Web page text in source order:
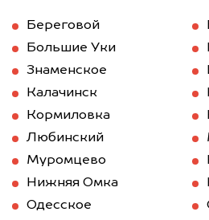
Береговой
Большие Уки
Знаменское
Калачинск
Кормиловка
Любинский
Муромцево
Нижняя Омка
Одесское